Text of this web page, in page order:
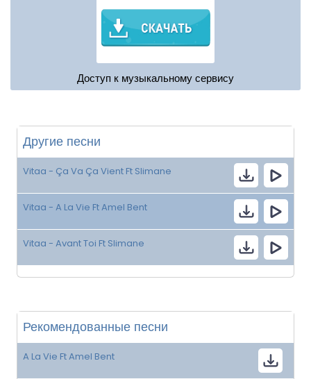
Доступ к музыкальному сервису
Другие песни
Vitaa - Ça Va Ça Vient Ft Slimane
Vitaa - A La Vie Ft Amel Bent
Vitaa - Avant Toi Ft Slimane
Рекомендованные песни
A La Vie Ft Amel Bent